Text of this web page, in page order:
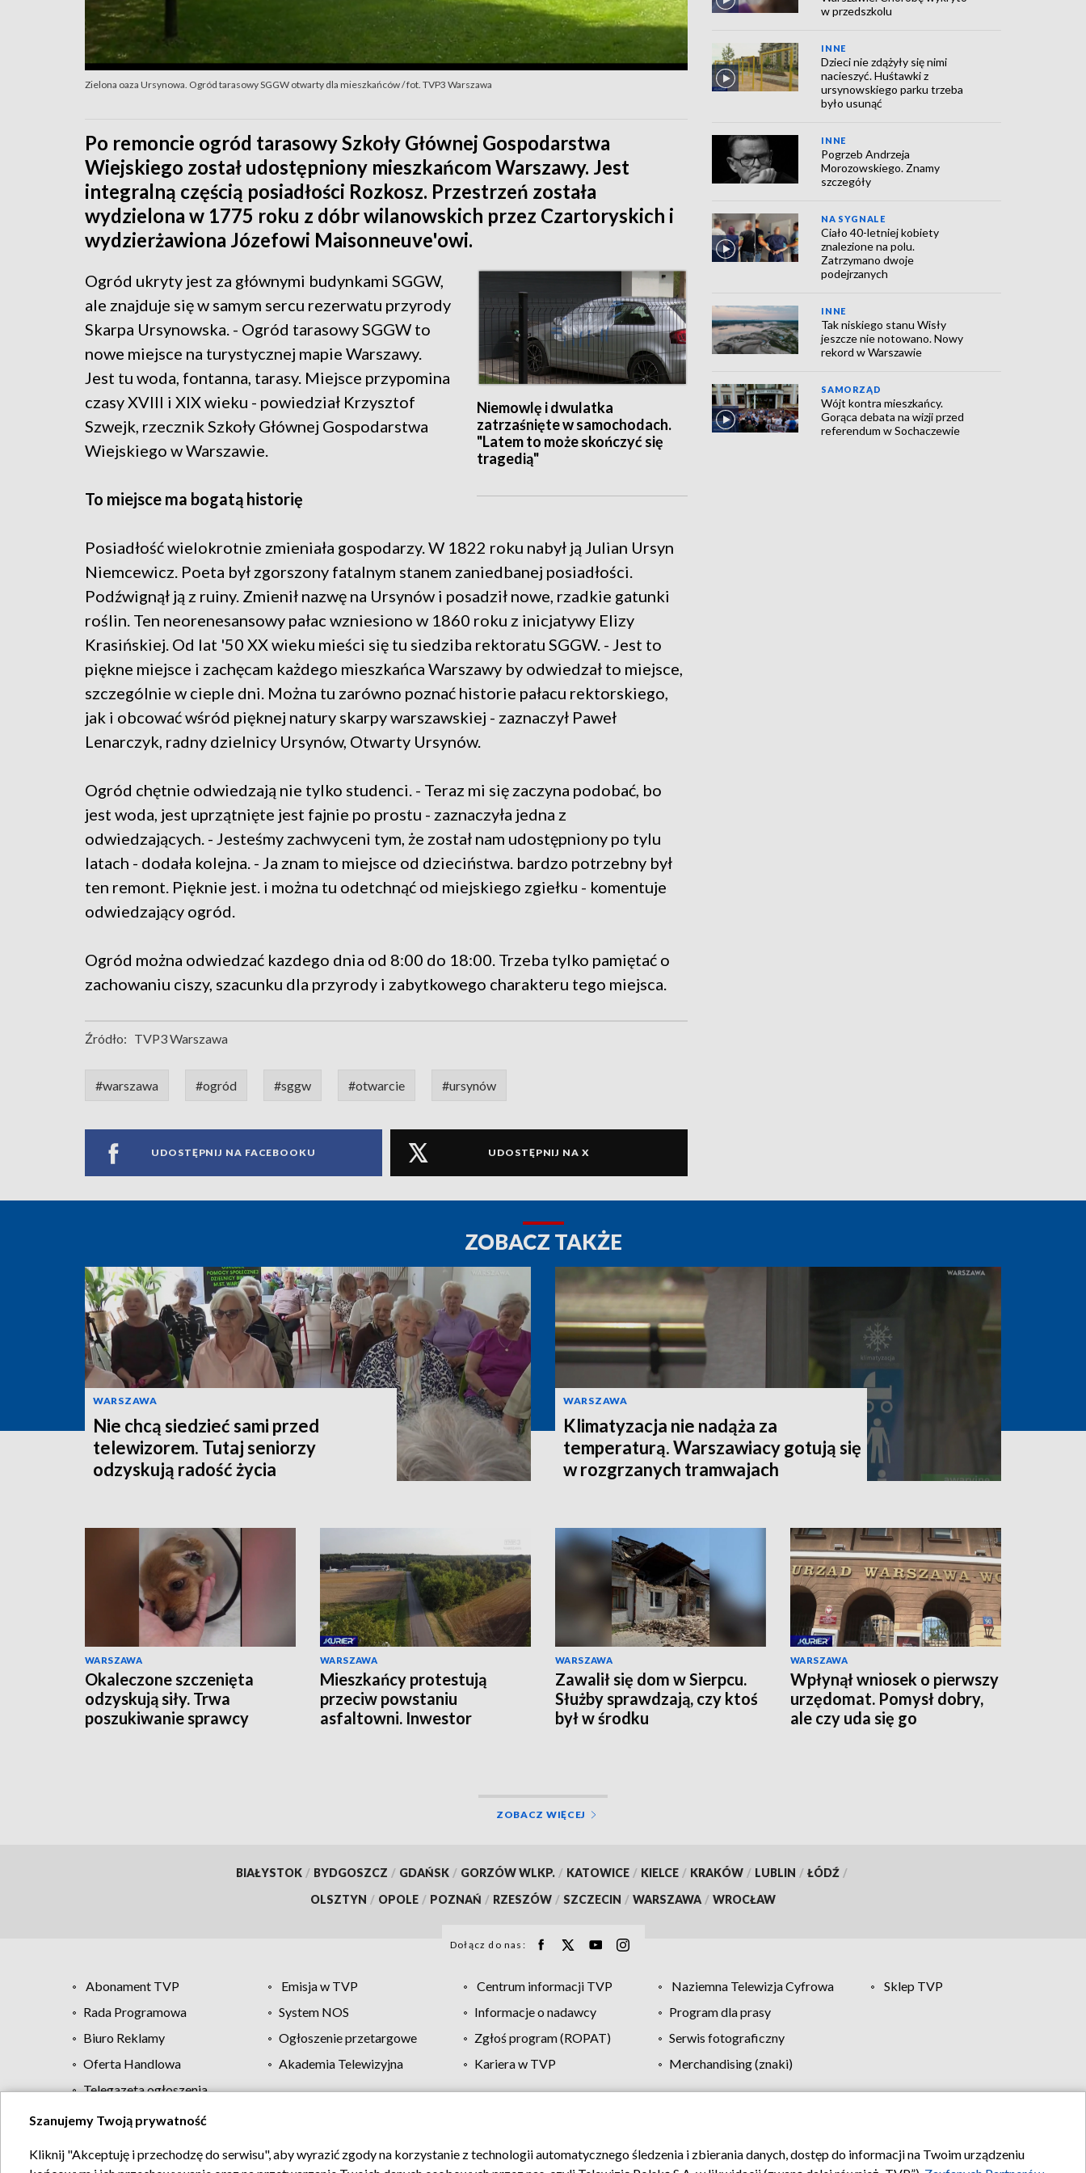
Zielona oaza Ursynowa. Ogród tarasowy SGGW otwarty dla mieszkańców / fot. TVP3 Warszawa
Po remoncie ogród tarasowy Szkoły Głównej Gospodarstwa
Wiejskiego został udostępniony mieszkańcom Warszawy. Jest
integralną częścią posiadłości Rozkosz. Przestrzeń została
wydzielona w 1775 roku z dóbr wilanowskich przez Czartoryskich i
wydzierżawiona Józefowi Maisonneuve'owi.
Niemowlę i dwulatka
zatrzaśnięte w samochodach.
"Latem to może skończyć się
tragedią"
Ogród ukryty jest za głównymi budynkami SGGW,
ale znajduje się w samym sercu rezerwatu przyrody
Skarpa Ursynowska. - Ogród tarasowy SGGW to
nowe miejsce na turystycznej mapie Warszawy.
Jest tu woda, fontanna, tarasy. Miejsce przypomina
czasy XVIII i XIX wieku - powiedział Krzysztof
Szwejk, rzecznik Szkoły Głównej Gospodarstwa
Wiejskiego w Warszawie.
To miejsce ma bogatą historię
Posiadłość wielokrotnie zmieniała gospodarzy. W 1822 roku nabył ją Julian Ursyn
Niemcewicz. Poeta był zgorszony fatalnym stanem zaniedbanej posiadłości.
Podźwignął ją z ruiny. Zmienił nazwę na Ursynów i posadził nowe, rzadkie gatunki
roślin. Ten neorenesansowy pałac wzniesiono w 1860 roku z inicjatywy Elizy
Krasińskiej. Od lat '50 XX wieku mieści się tu siedziba rektoratu SGGW. - Jest to
piękne miejsce i zachęcam każdego mieszkańca Warszawy by odwiedzał to miejsce,
szczególnie w cieple dni. Można tu zarówno poznać historie pałacu rektorskiego,
jak i obcować wśród pięknej natury skarpy warszawskiej - zaznaczył Paweł
Lenarczyk, radny dzielnicy Ursynów, Otwarty Ursynów.
Ogród chętnie odwiedzają nie tylko studenci. - Teraz mi się zaczyna podobać, bo
jest woda, jest uprzątnięte jest fajnie po prostu - zaznaczyła jedna z
odwiedzających. - Jesteśmy zachwyceni tym, że został nam udostępniony po tylu
latach - dodała kolejna. - Ja znam to miejsce od dzieciństwa. bardzo potrzebny był
ten remont. Pięknie jest. i można tu odetchnąć od miejskiego zgiełku - komentuje
odwiedzający ogród.
Ogród można odwiedzać kazdego dnia od 8:00 do 18:00. Trzeba tylko pamiętać o
zachowaniu ciszy, szacunku dla przyrody i zabytkowego charakteru tego miejsca.
Źródło: TVP3 Warszawa
#warszawa #ogród #sggw #otwarcie #ursynów
UDOSTĘPNIJ NA FACEBOOKU UDOSTĘPNIJ NA X
w przedszkolu
INNE
Dzieci nie zdążyły się nimi
nacieszyć. Huśtawki z
ursynowskiego parku trzeba
było usunąć
INNE
Pogrzeb Andrzeja
Morozowskiego. Znamy
szczegóły
NA SYGNALE
Ciało 40-letniej kobiety
znalezione na polu.
Zatrzymano dwoje
podejrzanych
INNE
Tak niskiego stanu Wisły
jeszcze nie notowano. Nowy
rekord w Warszawie
SAMORZĄD
Wójt kontra mieszkańcy.
Gorąca debata na wizji przed
referendum w Sochaczewie
ZOBACZ TAKŻE
WARSZAWA
Nie chcą siedzieć sami przed
telewizorem. Tutaj seniorzy
odzyskują radość życia
WARSZAWA
Klimatyzacja nie nadąża za
temperaturą. Warszawiacy gotują się
w rozgrzanych tramwajach
WARSZAWA
Okaleczone szczenięta
odzyskują siły. Trwa
poszukiwanie sprawcy
WARSZAWA
Mieszkańcy protestują
przeciw powstaniu
asfaltowni. Inwestor
WARSZAWA
Zawalił się dom w Sierpcu.
Służby sprawdzają, czy ktoś
był w środku
WARSZAWA
Wpłynął wniosek o pierwszy
urzędomat. Pomysł dobry,
ale czy uda się go
ZOBACZ WIĘCEJ
BIAŁYSTOK / BYDGOSZCZ / GDAŃSK / GORZÓW WLKP. / KATOWICE / KIELCE / KRAKÓW / LUBLIN / ŁÓDŹ /
OLSZTYN / OPOLE / POZNAŃ / RZESZÓW / SZCZECIN / WARSZAWA / WROCŁAW
Dołącz do nas:
Abonament TVP Emisja w TVP Centrum informacji TVP Naziemna Telewizja Cyfrowa
Sklep TVP
Rada Programowa
System NOS Informacje o nadawcy
Program dla prasy
Biuro Reklamy
Ogłoszenie przetargowe Zgłoś program (ROPAT)
Serwis fotograficzny
Oferta Handlowa
Akademia Telewizyjna Kariera w TVP
Merchandising (znaki)
Telegazeta ogłoszenia
Regulamin TVP Polityka prywatności Moje zgody Pomoc Biuro reklamy Kontakt
Szanujemy Twoją prywatność
Kliknij "Akceptuję i przechodzę do serwisu", aby wyrazić zgody na korzystanie z technologii automatycznego śledzenia i zbierania danych, dostęp do informacji na Twoim urządzeniu